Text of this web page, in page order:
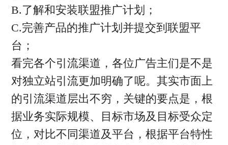
B.了解和安装联盟推广计划；
C.完善产品的推广计划并提交到联盟平
台；
看完各个引流渠道，各位广告主们是不是
对独立站引流更加明确了呢。其实市面上
的引流渠道层出不穷，关键的要点是，根
据业务实际规模、目标市场及目标受众定
位，对比不同渠道及平台，根据平台特性